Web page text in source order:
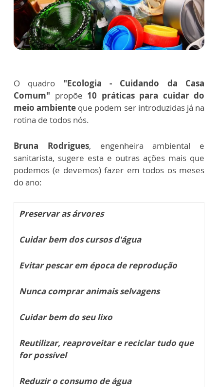
O quadro "Ecologia - Cuidando da Casa
Comum" propõe 10 práticas para cuidar do
meio ambiente que podem ser introduzidas já na
rotina de todos nós.
Bruna Rodrigues, engenheira ambiental e
sanitarista, sugere esta e outras ações mais que
podemos (e devemos) fazer em todos os meses
do ano:
Preservar as árvores
Cuidar bem dos cursos d'água
Evitar pescar em época de reprodução
Nunca comprar animais selvagens
Cuidar bem do seu lixo
Reutilizar, reaproveitar e reciclar tudo que
for possível
Reduzir o consumo de água